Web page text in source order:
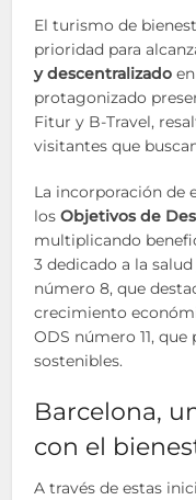
El turismo de
prioridad para
y descentralizado
protagonizado
Fitur y B-Travel,
visitantes que
La incorporación de
losObjetivos de
multiplicando
3 dedicado a la
número 8, que
crecimiento
ODS número 11,
sostenibles.
Barcelona,
con el
A través de estas